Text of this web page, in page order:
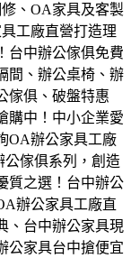
、OA家具及客製
工廠直營打造理
台中辦公傢俱免費
間、辦公桌椅、辦
傢俱、破盤特惠
購中！中小企業愛
OA辦公家具工廠
公傢俱系列，創造
質之選！台中辦公
辦公家具工廠直
、台中辦公家具現
公家具台中搶便宜